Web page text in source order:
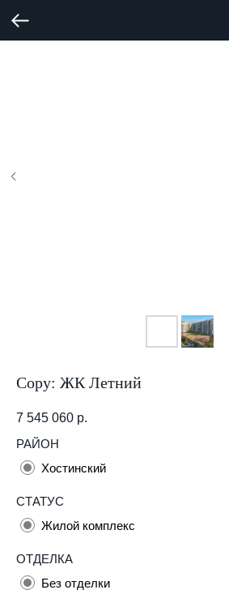
Copy: ЖК Летний
7 545 060 р.
РАЙОН
Хостинский
СТАТУС
Жилой комплекс
ОТДЕЛКА
Без отделки